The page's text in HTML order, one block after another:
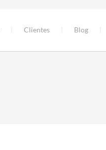
Clientes Blog